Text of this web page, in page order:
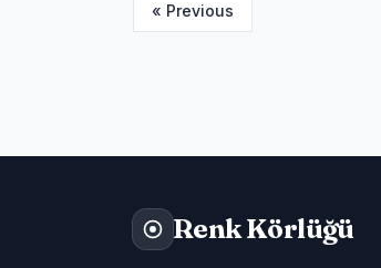
« Previous
Renk Körlüğü